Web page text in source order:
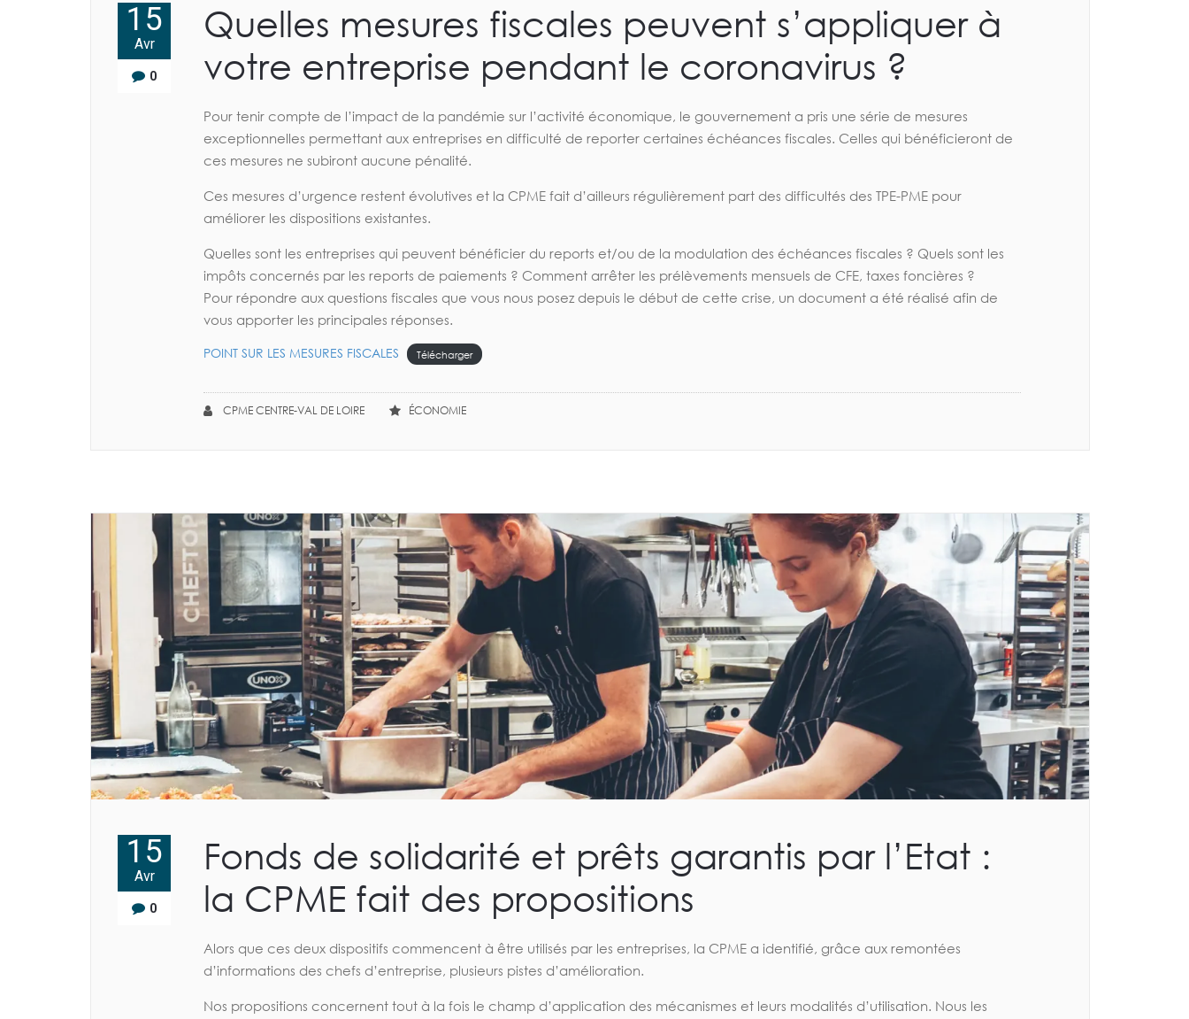
15
Avr
0
Quelles mesures fiscales peuvent s’appliquer à
votre entreprise pendant le coronavirus ?
Pour tenir compte de l’impact de la pandémie sur l’activité économique, le gouvernement a pris une série de mesures
exceptionnelles permettant aux entreprises en difficulté de reporter certaines échéances fiscales. Celles qui bénéficieront de
ces mesures ne subiront aucune pénalité.
Ces mesures d’urgence restent évolutives et la CPME fait d’ailleurs régulièrement part des difficultés des TPE-PME pour
améliorer les dispositions existantes.
Quelles sont les entreprises qui peuvent bénéficier du reports et/ou de la modulation des échéances fiscales ? Quels sont les
impôts concernés par les reports de paiements ? Comment arrêter les prélèvements mensuels de CFE, taxes foncières ?
Pour répondre aux questions fiscales que vous nous posez depuis le début de cette crise, un document a été réalisé afin de
vous apporter les principales réponses.
POINT SUR LES MESURES FISCALES Télécharger
CPME CENTRE-VAL DE LOIRE ÉCONOMIE
15
Avr
0
Fonds de solidarité et prêts garantis par l’Etat :
la CPME fait des propositions
Alors que ces deux dispositifs commencent à être utilisés par les entreprises, la CPME a identifié, grâce aux remontées
d’informations des chefs d’entreprise, plusieurs pistes d’amélioration.
Nos propositions concernent tout à la fois le champ d’application des mécanismes et leurs modalités d’utilisation. Nous les